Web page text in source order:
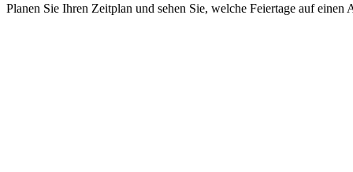
Planen Sie Ihren Zeitplan und sehen Sie, welche Feiertage auf